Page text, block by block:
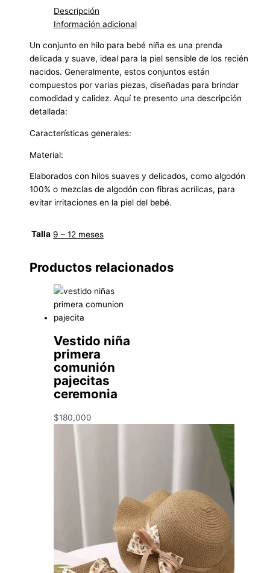
Descripción
Información adicional
Un conjunto en hilo para bebé niña es una prenda
delicada y suave, ideal para la piel sensible de los recién
nacidos. Generalmente, estos conjuntos están
compuestos por varias piezas, diseñadas para brindar
comodidad y calidez. Aquí te presento una descripción
detallada:
Características generales:
Material:
Elaborados con hilos suaves y delicados, como algodón
100% o mezclas de algodón con fibras acrílicas, para
evitar irritaciones en la piel del bebé.
Talla 9 – 12 meses
Productos relacionados
Vestido niña
primera
comunión
pajecitas
ceremonia
$180,000